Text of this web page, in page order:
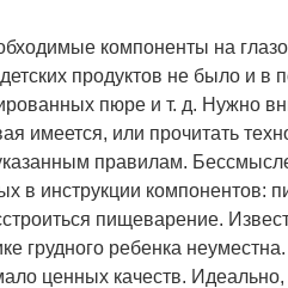
компоненты на
продуктов не было и в
пюре и т. д. Нужно
имеется, или прочитать
правилам.
в инструкции компонентов:
пищеварение.
грудного ребенка
ценных качеств.